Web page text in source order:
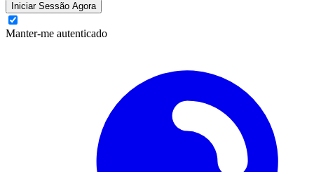
Iniciar Sessão Agora
Manter-me autenticado